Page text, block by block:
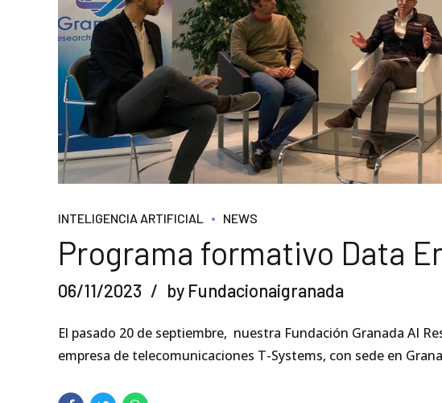
INTELIGENCIA ARTIFICIAL NEWS
Programa formativo Data
06/11/2023 by Fundacionaigranada
El pasado 20 de septiembre, nuestra Fundación Granada AI
empresa de telecomunicaciones T-Systems, con sede en